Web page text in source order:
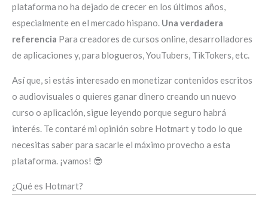
plataforma no ha dejado de crecer en los últimos años,
especialmente en el mercado hispano. Una verdadera
referencia Para creadores de cursos online, desarrolladores
de aplicaciones y, para blogueros, YouTubers, TikTokers, etc.
Así que, si estás interesado en monetizar contenidos escritos
o audiovisuales o quieres ganar dinero creando un nuevo
curso o aplicación, sigue leyendo porque seguro habrá
interés. Te contaré mi opinión sobre Hotmart y todo lo que
necesitas saber para sacarle el máximo provecho a esta
plataforma. ¡vamos! 😎
¿Qué es Hotmart?